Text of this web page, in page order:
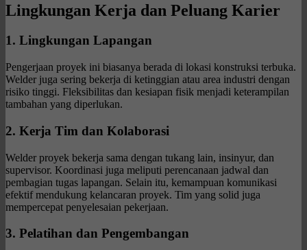
Lingkungan Kerja dan Peluang Karier
1. Lingkungan Lapangan
Pengerjaan proyek ini biasanya berada di lokasi konstruksi terbuka.
Welder juga sering bekerja di ketinggian atau area industri dengan
risiko tinggi. Fleksibilitas dan kesiapan fisik menjadi keterampilan
tambahan yang diperlukan.
2. Kerja Tim dan Kolaborasi
Welder proyek bekerja sama dengan tukang lain, insinyur, dan
supervisor. Koordinasi juga meliputi perencanaan jadwal dan
pembagian tugas lapangan. Selain itu, kemampuan komunikasi
efektif mendukung kelancaran proyek. Tim yang solid juga
mempercepat penyelesaian pekerjaan.
3. Pelatihan dan Pengembangan